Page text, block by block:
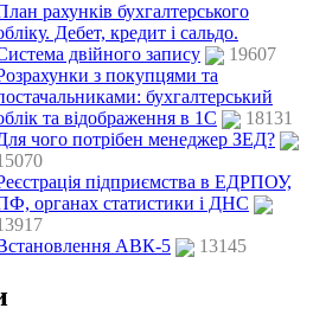
рахунків бухгалтерського
Дебет, кредит і сальдо.
двійного запису
19607
з покупцями та
бухгалтерський
та відображення в 1С
18131
чого потрібен менеджер ЗЕД?
підприємства в ЕДРПОУ,
органах статистики і ДНС
АВК-5
13145